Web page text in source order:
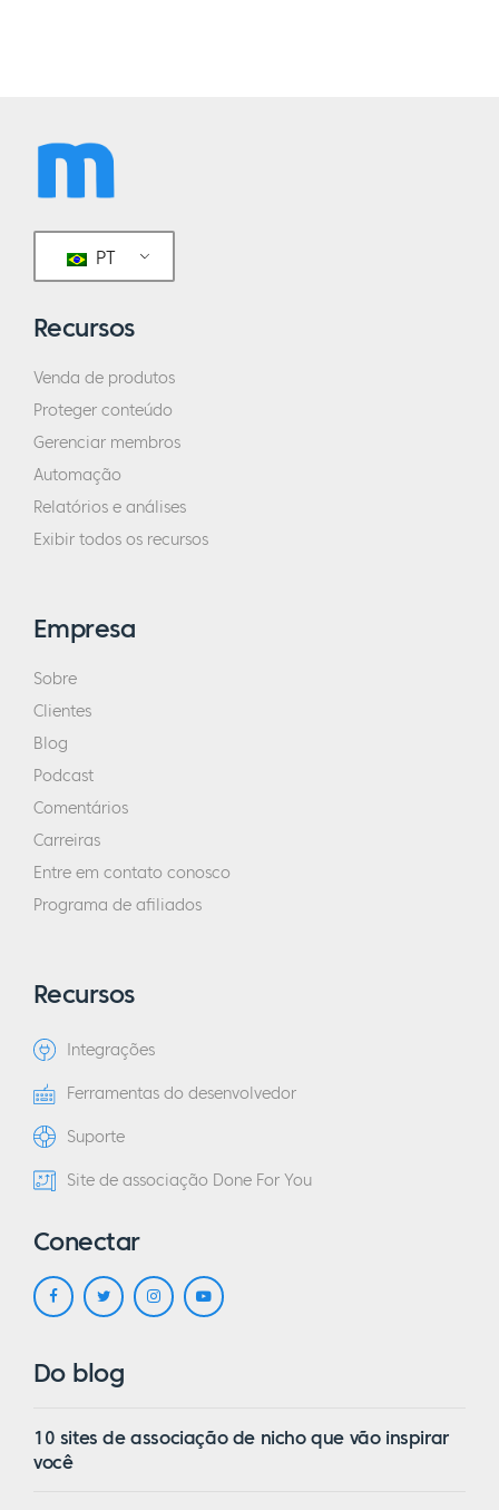
PT
Recursos
Venda de produtos
Proteger conteúdo
Gerenciar membros
Automação
Relatórios e análises
Exibir todos os recursos
Empresa
Sobre
Clientes
Blog
Podcast
Comentários
Carreiras
Entre em contato conosco
Programa de afiliados
Recursos
Integrações
Ferramentas do desenvolvedor
Suporte
Site de associação Done For You
Conectar
Do blog
10 sites de associação de nicho que vão inspirar
você